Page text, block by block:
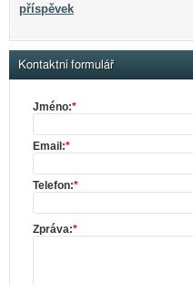
příspěvek
Kontaktní formulář
Jméno:*
Email:*
Telefon:*
Zpráva:*